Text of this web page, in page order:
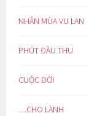
NHÂN MÙA VU LAN
PHÚT ĐẦU THU
CUỘC ĐỜI
…CHO LÀNH